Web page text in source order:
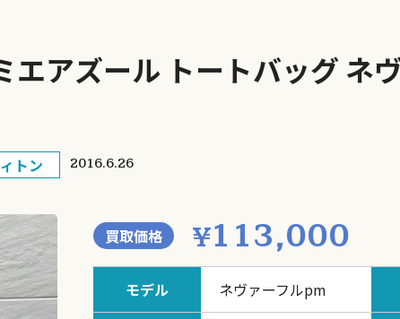
エアズール トートバッグ ネ
トン 2016.6.26
買取価格 ¥113,000
モデル ネヴァーフルpm